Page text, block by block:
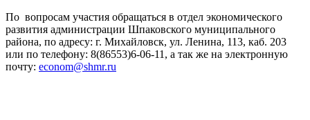
По вопросам участия обращаться в отдел экономического
развития администрации Шпаковского муниципального
района, по адресу: г. Михайловск, ул. Ленина, 113, каб. 203
или по телефону: 8(86553)6-06-11, а так же на электронную
почту: econom@shmr.ru